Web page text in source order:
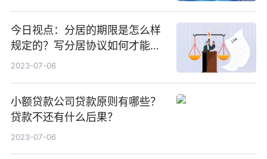
今日视点：分居的期限是怎么样
规定的？写分居协议如何才能有
效？
2023-07-06
小额贷款公司贷款原则有哪些？
贷款不还有什么后果？
2023-07-06